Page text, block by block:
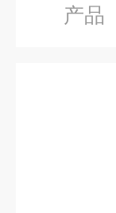
产品